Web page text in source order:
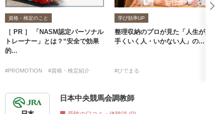
資格・検定のこと
［ PR ］ 「NASM認定パーソナル
トレーナー」とは？“安全で効果
的...
#PROMOTION #資格・検定紹介
学び効率UP
整理収納のプロが見た「人生が上
手くいく人・いかない人」の...
#ひでまる
日本中央競馬会調教師